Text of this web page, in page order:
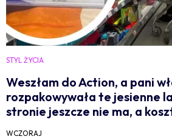
STYL ŻYCIA
Weszłam do Action, a pani
rozpakowywała te jesienne
stronie jeszcze nie ma, a
WCZORAJ